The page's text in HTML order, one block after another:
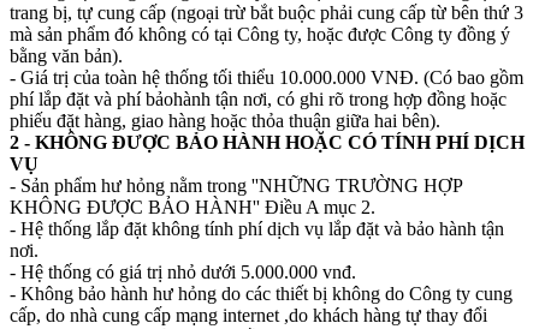
trang bị, tự cung cấp (ngoại trừ bắt buộc phải cung cấp từ bên thứ 3
mà sản phẩm đó không có tại Công ty, hoặc được Công ty đồng ý
bằng văn bản).
- Giá trị của toàn hệ thống tối thiểu 10.000.000 VNĐ. (Có bao gồm
phí lắp đặt và phí bảohành tận nơi, có ghi rõ trong hợp đồng hoặc
phiếu đặt hàng, giao hàng hoặc thỏa thuận giữa hai bên).
2 - KHÔNG ĐƯỢC BẢO HÀNH HOẶC CÓ TÍNH PHÍ DỊCH
VỤ
- Sản phẩm hư hỏng nằm trong ''NHỮNG TRƯỜNG HỢP
KHÔNG ĐƯỢC BẢO HÀNH'' Điều A mục 2.
- Hệ thống lắp đặt không tính phí dịch vụ lắp đặt và bảo hành tận
nơi.
- Hệ thống có giá trị nhỏ dưới 5.000.000 vnđ.
- Không bảo hành hư hỏng do các thiết bị không do Công ty cung
cấp, do nhà cung cấp mạng internet ,do khách hàng tự thay đổi